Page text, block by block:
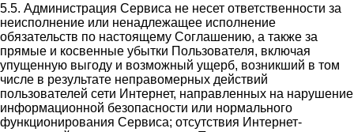
5.5. Администрация Сервиса не несет ответственности за
неисполнение или ненадлежащее исполнение
обязательств по настоящему Соглашению, а также за
прямые и косвенные убытки Пользователя, включая
упущенную выгоду и возможный ущерб, возникший в том
числе в результате неправомерных действий
пользователей сети Интернет, направленных на нарушение
информационной безопасности или нормального
функционирования Сервиса; отсутствия Интернет-